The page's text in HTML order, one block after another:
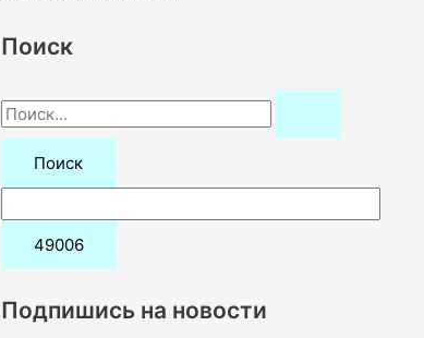
Поиск
П
о
:
Подпишись на новости